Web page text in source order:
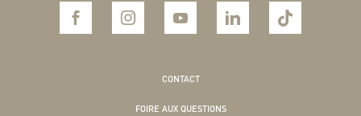
CONTACT
FOIRE AUX QUESTIONS